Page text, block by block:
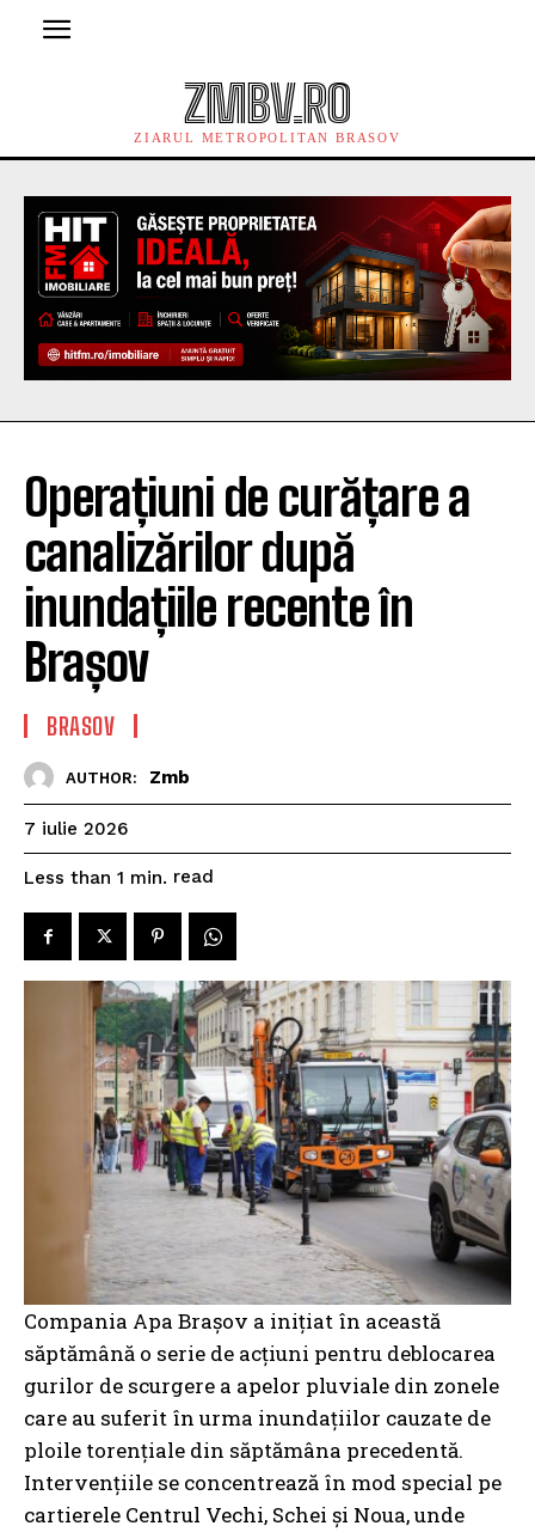
ZMBV.RO
ZIARUL METROPOLITAN BRASOV
Operațiuni de curățare a
canalizărilor după
inundațiile recente în
Brașov
BRASOV
AUTHOR: Zmb
7 iulie 2026
Less than 1 min. read
Compania Apa Brașov a inițiat în această
săptămână o serie de acțiuni pentru deblocarea
gurilor de scurgere a apelor pluviale din zonele
care au suferit în urma inundațiilor cauzate de
ploile torențiale din săptămâna precedentă.
Intervențiile se concentrează în mod special pe
cartierele Centrul Vechi, Schei și Noua, unde